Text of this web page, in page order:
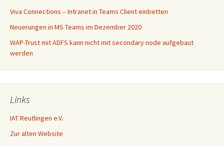
Viva Connections – Intranet in Teams Client einbetten
Neuerungen in MS Teams im Dezember 2020
WAP-Trust mit ADFS kann nicht mit secondary node aufgebaut
werden
Links
IAT Reutlingen e.V.
Zur alten Website